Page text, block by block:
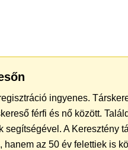
ingyenes.
férfi és nő között.
A Keresztény
az 50 év felettiek is